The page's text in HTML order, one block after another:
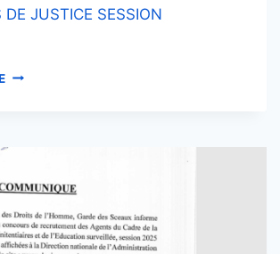
DE JUSTICE SESSION
LISTE
RETENUES
CONCOURS
APES